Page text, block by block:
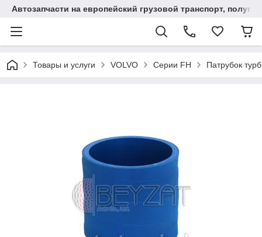
Автозапчасти на европейский грузовой транспорт,
Товары и услуги VOLVO Серии FH Патрубок